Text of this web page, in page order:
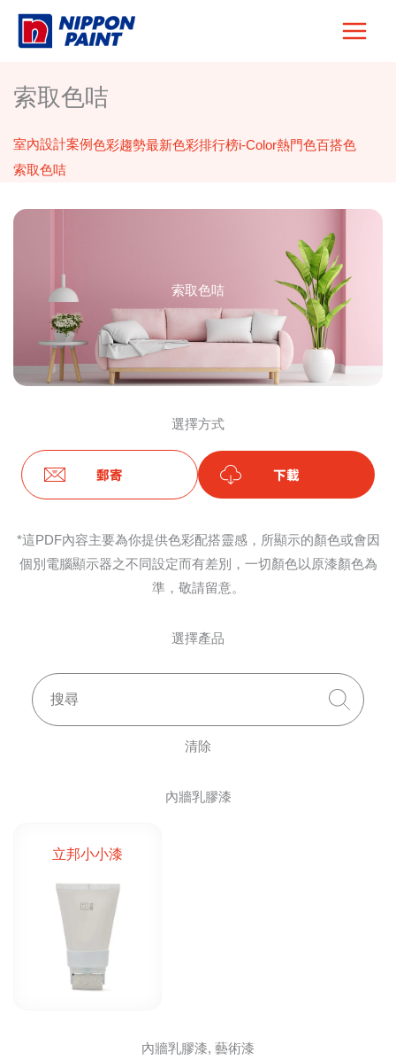
Skip
索取色咭
室內設計案例色彩趨勢最新色彩排行榜i-Color熱門色百搭色
索取色咭
索取色咭
選擇方式
郵寄 下載
*這PDF內容主要為你提供色彩配搭靈感，所顯示的顏色或會因
個別電腦顯示器之不同設定而有差別，一切顏色以原漆顏色為
準，敬請留意。
選擇產品
清除
內牆乳膠漆
立邦小小漆
內牆乳膠漆, 藝術漆